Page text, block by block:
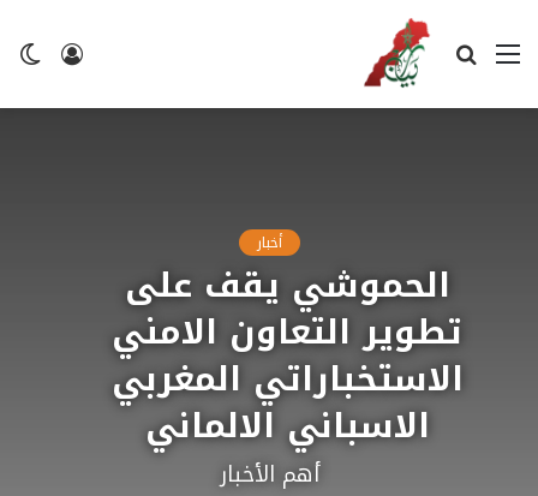
تسجيل
القائمة بحث
أخبار
الحموشي يقف على
تطوير التعاون الامني
الاستخباراتي المغربي
الاسباني الالماني
أهم الأخبار